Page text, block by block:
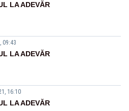
LA ADEVĂR
09:43
LA ADEVĂR
16:10
LA ADEVĂR